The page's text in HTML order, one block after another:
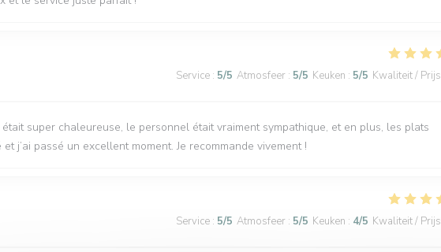
Service : 5/5 Atmosfeer : 5/5 Keuken : 5/5 Kwaliteit / Prijs
était super chaleureuse, le personnel était vraiment sympathique, et en plus, les plats
j’ai passé un excellent moment. Je recommande vivement !
Service : 5/5 Atmosfeer : 5/5 Keuken : 4/5 Kwaliteit / Prijs